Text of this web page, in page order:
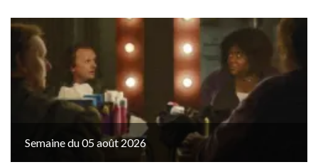
Semaine du 05 août 2026